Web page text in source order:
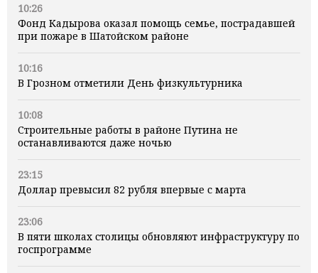
10:26
Фонд Кадырова оказал помощь семье, пострадавшей
при пожаре в Шатойском районе
10:16
В Грозном отметили День физкультурника
10:08
Строительные работы в районе Путина не
останавливаются даже ночью
23:15
Доллар превысил 82 рубля впервые с марта
23:06
В пяти школах столицы обновляют инфраструктуру по
госпрограмме